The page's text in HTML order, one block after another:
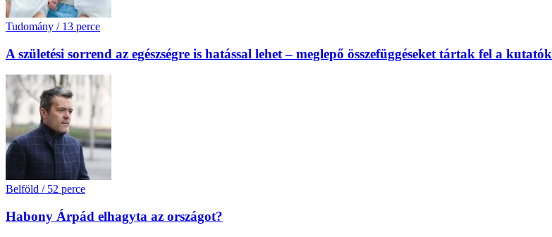
Tudomány / 13 perce
A születési sorrend az egészségre is hatással lehet – meglepő összefüggéseket tártak fel a kutatók
Belföld / 52 perce
Habony Árpád elhagyta az országot?